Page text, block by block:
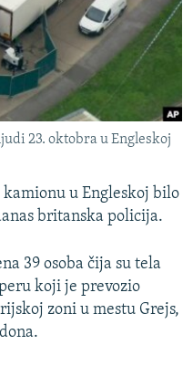
23. oktobra u Engleskoj
u Engleskoj bilo
britanska policija.
39 osoba čija su tela
koji je prevozio
zoni u mestu Grejs,